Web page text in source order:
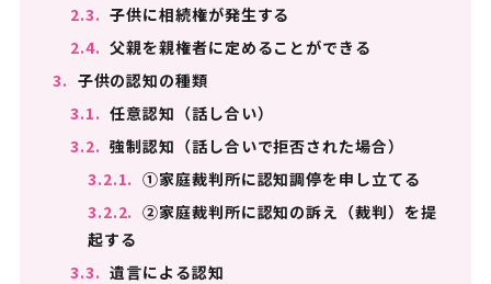
2.3. 子供に相続権が発生する
2.4. 父親を親権者に定めることができる
3. 子供の認知の種類
3.1. 任意認知（話し合い）
3.2. 強制認知（話し合いで拒否された場合）
3.2.1. ①家庭裁判所に認知調停を申し立てる
3.2.2. ②家庭裁判所に認知の訴え（裁判）を提
起する
3.3. 遺言による認知